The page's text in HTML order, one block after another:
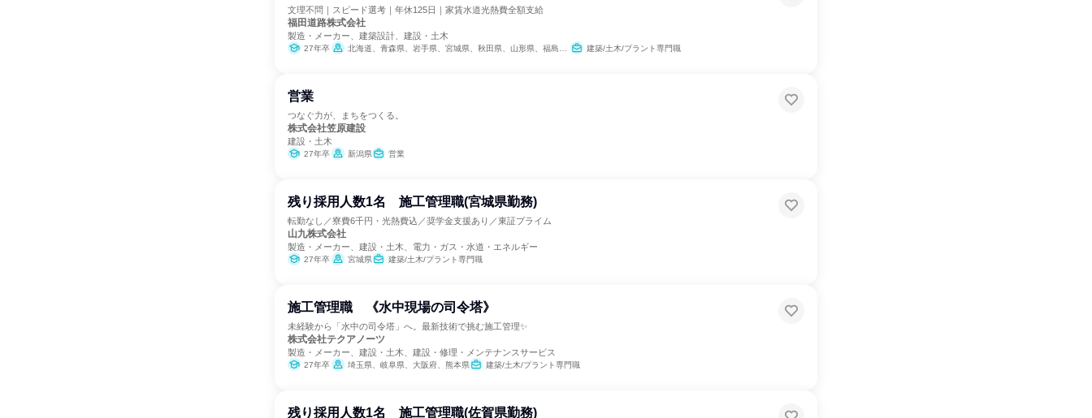
文理不問｜スピード選考｜年休125日｜家賃水道光熱費全額支給
福田道路株式会社
製造・メーカー、建築設計、建設・土木
27年卒 北海道、青森県、岩手県、宮城県、秋田県、山形県、福島県、茨城県、栃木県、群馬県、埼玉県、千葉県、東京都、神奈川県、新潟県、富山県、石川県、福井県、山梨県、長野県、岐阜県、静岡県、愛知県、滋賀県、京都府、大阪府、兵庫県、広島県、福岡県 建築/土木/プラント専門職
営業
つなぐ力が、まちをつくる。
株式会社笠原建設
建設・土木
27年卒 新潟県 営業
残り採用人数1名 施工管理職(宮城県勤務)
転勤なし／寮費6千円・光熱費込／奨学金支援あり／東証プライム
山九株式会社
製造・メーカー、建設・土木、電力・ガス・水道・エネルギー
27年卒 宮城県 建築/土木/プラント専門職
施工管理職 《水中現場の司令塔》
未経験から「水中の司令塔」へ。最新技術で挑む施工管理✨
株式会社テクアノーツ
製造・メーカー、建設・土木、建設・修理・メンテナンスサービス
27年卒 埼玉県、岐阜県、大阪府、熊本県 建築/土木/プラント専門職
残り採用人数1名 施工管理職(佐賀県勤務)